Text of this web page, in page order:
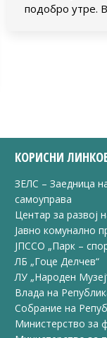
подобро утре.
КОРИСНИ
ЗЕЛС – Заедница
самоуправа
Центар за развој
Јавно комунално
ЈПССО „Парк –
ЛБ „Гоце Делчев“
ЛУ „Народен
Влада на
Собрание на
Министерство за